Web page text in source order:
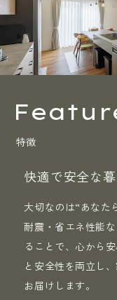
特徴
快適で安全な
大切なのは“あなた
耐震・省エネ性能
ることで、心から
と安全性を両立し
お届けします。